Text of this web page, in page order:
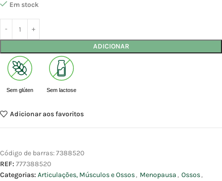
Em stock
ADICIONAR
Sem glúten Sem lactose
Adicionar aos favoritos
Código de barras:7388520
REF: 777388520
Categorias: Articulações, Músculos e Ossos, Menopausa , Ossos,